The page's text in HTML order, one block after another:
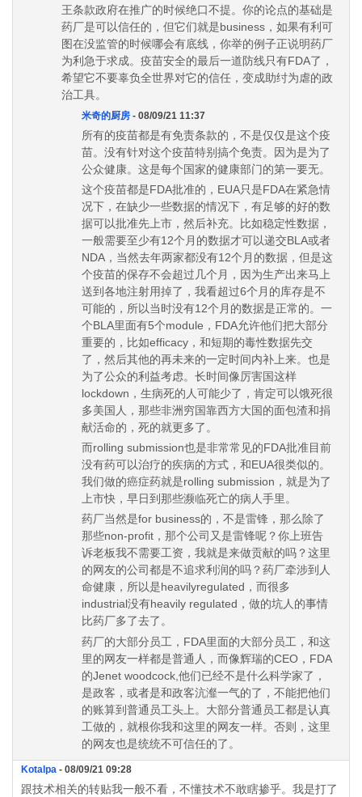
王条款政府在推广的时候绝口不提。你的论点的基础是
药厂是可以信任的，但它们就是business，如果有利可
图在没监管的时候哪会有底线，你举的例子正说明药厂
为利急于求成。疫苗安全的最后一道防线只有FDA了，
希望它不要辜负全世界对它的信任，变成助纣为虐的政
治工具。
米奇的厨房 - 08/09/21 11:37
所有的疫苗都是有免责条款的，不是仅仅是这个疫
苗。没有针对这个疫苗特别搞个免责。因为是为了
公众健康。这是每个国家的健康部门的第一要无。
这个疫苗都是FDA批准的，EUA只是FDA在紧急情
况下，在缺少一些数据的情况下，有足够的好的数
据可以批准先上市，然后补充。比如稳定性数据，
一般需要至少有12个月的数据才可以递交BLA或者
NDA，当然去年两家都没有12个月的数据，但是这
个疫苗的保存不会超过几个月，因为生产出来马上
送到各地注射用掉了，我看超过6个月的库存是不
可能的，所以当时没有12个月的数据是正常的。一
个BLA里面有5个module，FDA允许他们把大部分
重要的，比如efficacy，和短期的毒性数据先交
了，然后其他的再未来的一定时间内补上来。也是
为了公众的利益考虑。长时间像厉害国这样
lockdown，生病死的人可能少了，肯定可以饿死很
多美国人，那些非洲穷国靠西方大国的面包渣和捐
献活命的，死的就更多了。
而rolling submission也是非常常见的FDA批准目前
没有药可以治疗的疾病的方式，和EUA很类似的。
我们做的癌症药就是rolling submission，就是为了
上市快，早日到那些濒临死亡的病人手里。
药厂当然是for business的，不是雷锋，那么除了
那些non-profit，那个公司又是雷锋呢？你上班告
诉老板我不需要工资，我就是来做贡献的吗？这里
的网友的公司都是不追求利润的吗？药厂牵涉到人
命健康，所以是heavilyregulated，而很多
industrial没有heavily regulated，做的坑人的事情
比药厂多了去了。
药厂的大部分员工，FDA里面的大部分员工，和这
里的网友一样都是普通人，而像辉瑞的CEO，FDA
的Jenet woodcock,他们已经不是什么科学家了，
是政客，或者是和政客沆瀣一气的了，不能把他们
的账算到普通员工头上。大部分普通员工都是认真
工做的，就根你我和这里的网友一样。否则，这里
的网友也是统统不可信任的了。
Kotalpa - 08/09/21 09:28
跟技术相关的转贴我一般不看，不懂技术不敢瞎掺乎。我是打了